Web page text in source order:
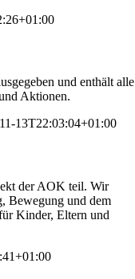
und enthält alle
Aktionen.
13T22:03:04+01:00
der AOK teil. Wir
Bewegung und dem
Kinder, Eltern und